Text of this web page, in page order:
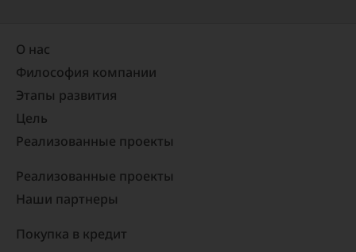
О нас
Философия компании
Этапы развития
Цель
Реализованные проекты​
Реализованные проекты
Наши партнеры
Покупка в кредит